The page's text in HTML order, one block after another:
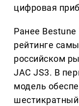
цифровая
Ранее Bestune
рейтинге
российском
JAC JS3. В
модель